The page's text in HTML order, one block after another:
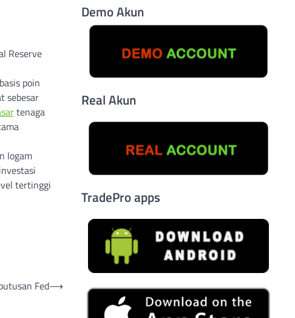
Reserve
poin
sebesar
tenaga
logam
tertinggi
Fed⟶
Demo Akun
Real Akun
TradePro apps